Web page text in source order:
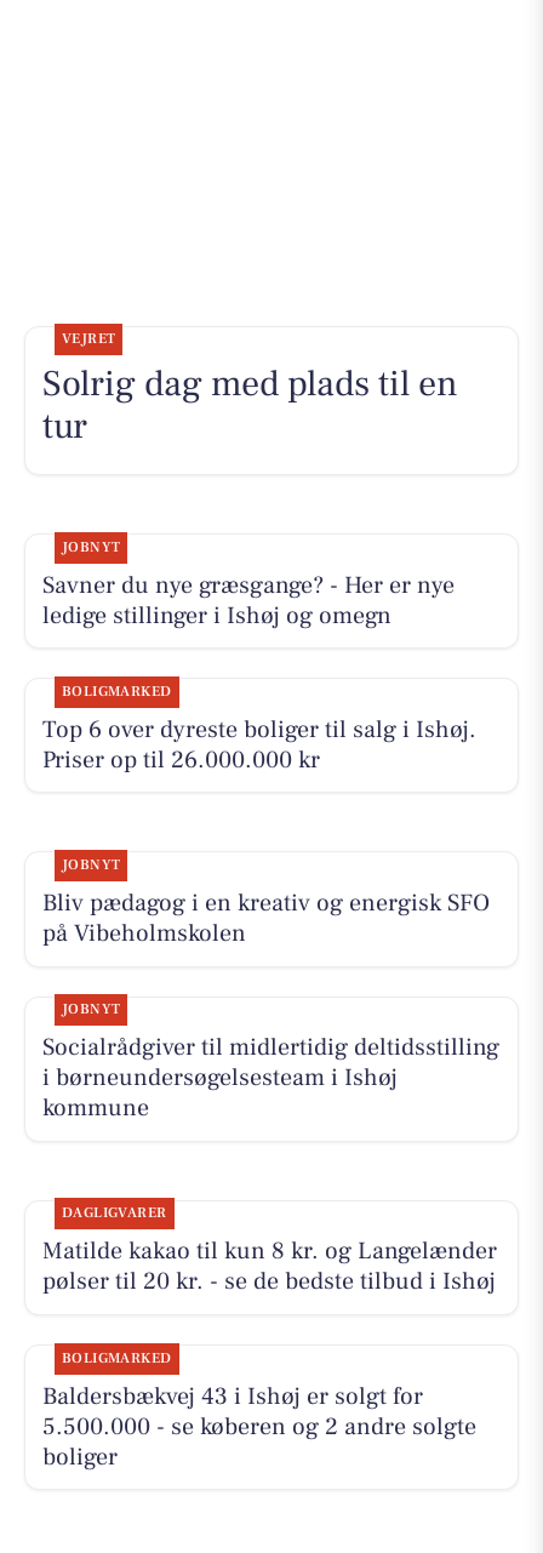
VEJRET
Solrig dag med plads til en
tur
JOBNYT
Savner du nye græsgange? - Her er nye
ledige stillinger i Ishøj og omegn
BOLIGMARKED
Top 6 over dyreste boliger til salg i Ishøj.
Priser op til 26.000.000 kr
JOBNYT
Bliv pædagog i en kreativ og energisk SFO
på Vibeholmskolen
JOBNYT
Socialrådgiver til midlertidig deltidsstilling
i børneundersøgelsesteam i Ishøj
kommune
DAGLIGVARER
Matilde kakao til kun 8 kr. og Langelænder
pølser til 20 kr. - se de bedste tilbud i Ishøj
BOLIGMARKED
Baldersbækvej 43 i Ishøj er solgt for
5.500.000 - se køberen og 2 andre solgte
boliger